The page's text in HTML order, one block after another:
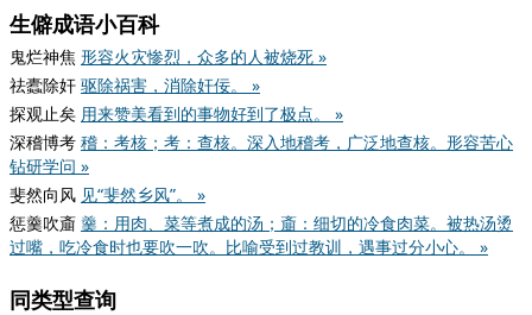
生僻成语小百科
鬼烂神焦 形容火灾惨烈，众多的人被烧死 »
祛蠹除奸 驱除祸害，消除奸佞。 »
探观止矣 用来赞美看到的事物好到了极点。 »
深稽博考 稽：考核；考：查核。深入地稽考，广泛地查核。形容苦心
钻研学问 »
斐然向风 见“斐然乡风”。 »
惩羹吹齑 羹：用肉、菜等煮成的汤；齑：细切的冷食肉菜。被热汤烫
过嘴，吃冷食时也要吹一吹。比喻受到过教训，遇事过分小心。 »
同类型查询